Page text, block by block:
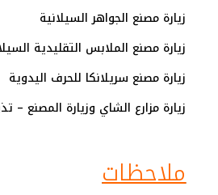
زيارة مصنع الجواهر السيلانية
زيارة مصنع الملابس التقليدية
زيارة مصنع سريلانكا للحرف اليدوية
زيارة مزارع الشاي وزيارة المصنع
ملاحظات